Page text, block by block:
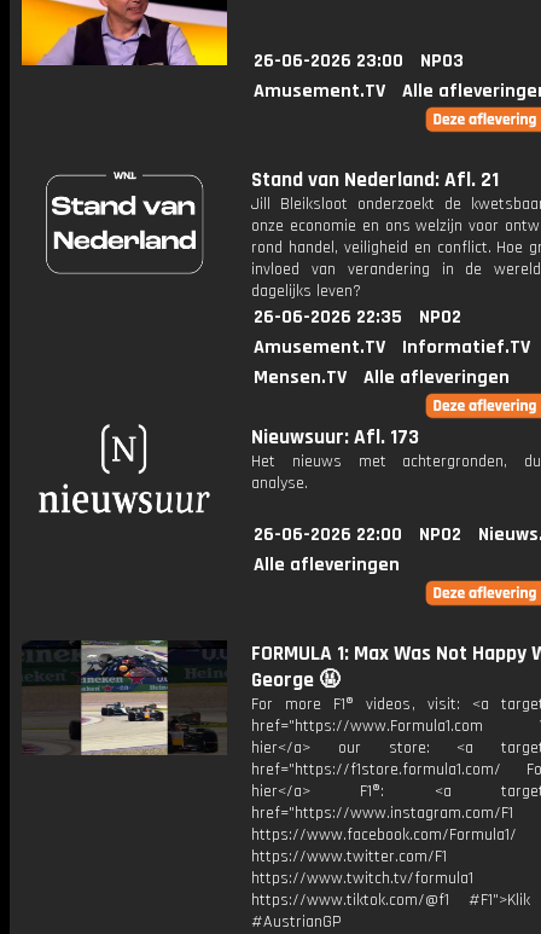
26-06-2026 23:00
NPO3
Amusement.TV
Alle
Stand van Nederland: Afl. 21
Jill Bleiksloot onderzoekt de
onze economie en ons welzijn voor
rond handel, veiligheid en conflict. Hoe
invloed van verandering in de
dagelijks leven?
26-06-2026 22:35
NPO2
Amusement.TV
Informatief.TV
Mensen.TV
Alle afleveringen
Nieuwsuur: Afl. 173
Het nieuws met achtergronden,
analyse.
26-06-2026 22:00 NPO2
Alle afleveringen
FORMULA 1: Max Was Not Happy
George 🤬
For more F1® videos, visit: <a
href="https://www.Formula1.com
hier</a> our store: <a
href="https://f1store.formula1.com/
hier</a> F1®: <a
href="https://www.instagram.com/F1
https://www.facebook.com/Formula1/
https://www.twitter.com/F1
https://www.twitch.tv/formula1
https://www.tiktok.com/@f1
#AustrianGP